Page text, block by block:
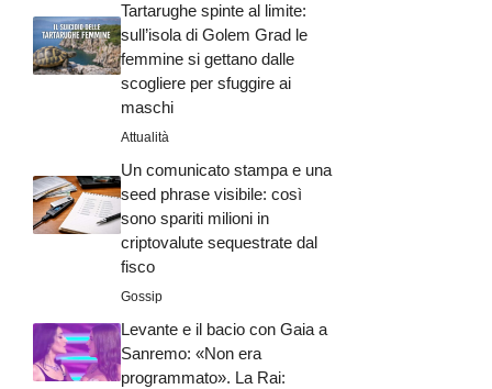
Tartarughe spinte al limite:
sull’isola di Golem Grad le
femmine si gettano dalle
scogliere per sfuggire ai
maschi
Attualità
Un comunicato stampa e una
seed phrase visibile: così
sono spariti milioni in
criptovalute sequestrate dal
fisco
Gossip
Levante e il bacio con Gaia a
Sanremo: «Non era
programmato». La Rai: